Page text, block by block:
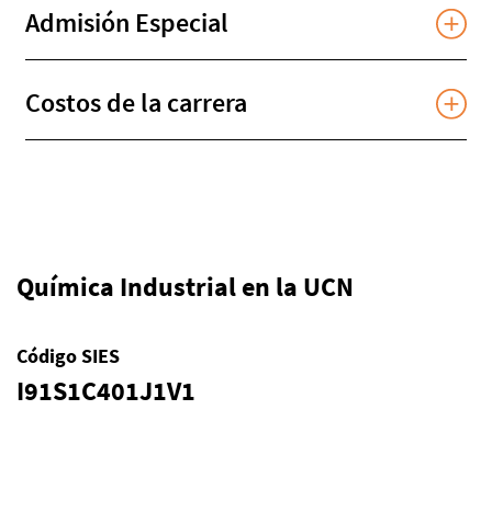
Admisión Especial
Costos de la carrera
Química Industrial en la UCN
Código SIES
I91S1C401J1V1